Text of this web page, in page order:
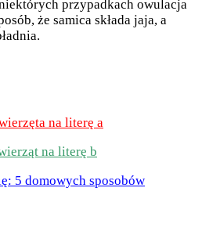
przypadkach owulacja
że samica składa jaja, a
na literę a
na literę b
5 domowych sposobów